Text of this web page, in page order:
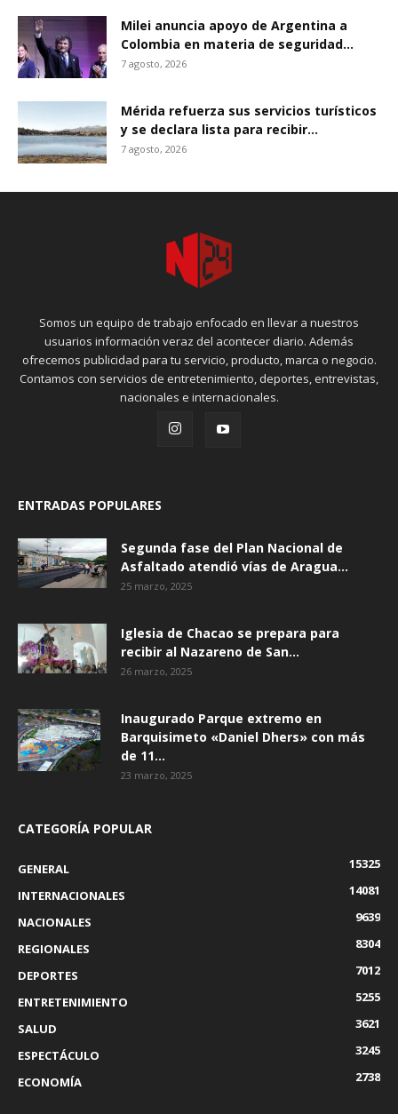
Milei anuncia apoyo de Argentina a
Colombia en materia de seguridad...
7 agosto, 2026
Mérida refuerza sus servicios turísticos
y se declara lista para recibir...
7 agosto, 2026
Somos un equipo de trabajo enfocado en llevar a nuestros
usuarios información veraz del acontecer diario. Además
ofrecemos publicidad para tu servicio, producto, marca o negocio.
Contamos con servicios de entretenimiento, deportes, entrevistas,
nacionales e internacionales.
ENTRADAS POPULARES
Segunda fase del Plan Nacional de
Asfaltado atendió vías de Aragua...
25 marzo, 2025
Iglesia de Chacao se prepara para
recibir al Nazareno de San...
26 marzo, 2025
Inaugurado Parque extremo en
Barquisimeto «Daniel Dhers» con más
de 11...
23 marzo, 2025
CATEGORÍA POPULAR
GENERAL
15325
INTERNACIONALES
14081
NACIONALES
9639
REGIONALES
8304
DEPORTES
7012
ENTRETENIMIENTO
5255
SALUD
3621
ESPECTÁCULO
3245
ECONOMÍA
2738